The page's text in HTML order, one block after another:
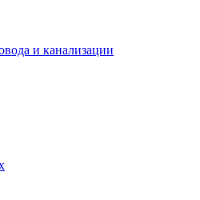
и канализации